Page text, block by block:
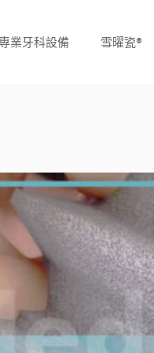
業牙科設備 雪曜瓷®